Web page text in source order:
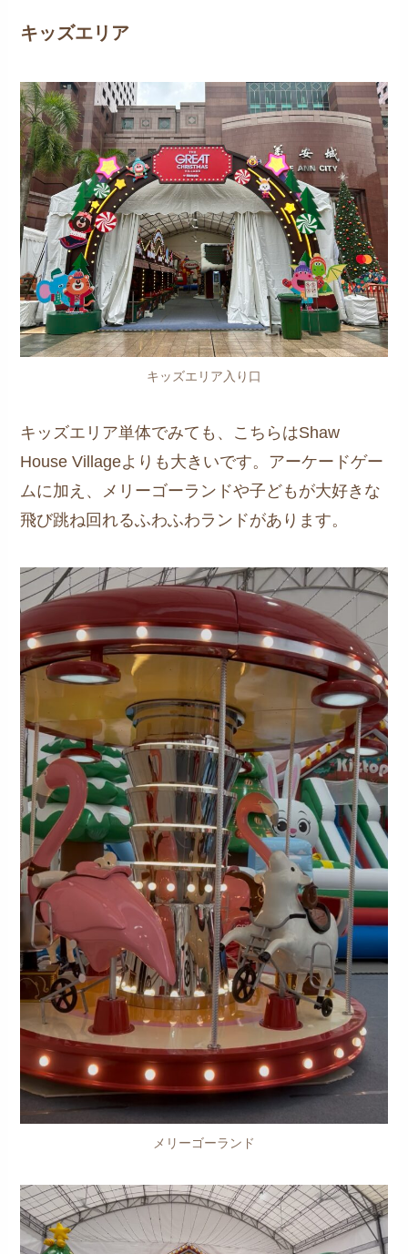
キッズエリア
キッズエリア入り口
キッズエリア単体でみても、こちらはShaw
House Villageよりも大きいです。アーケードゲー
ムに加え、メリーゴーランドや子どもが大好きな
飛び跳ね回れるふわふわランドがあります。
メリーゴーランド